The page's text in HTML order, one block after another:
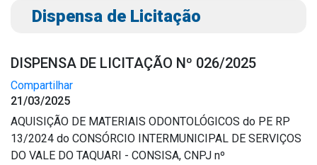
Portal do Cidadão
Portal do Servidor
Publicações
Diário Oficial (Novo)
Diário Oficial (Até 30/04)
Dispensa de Licitação
DISPENSA DE LICITAÇÃO Nº 026/2025
Compartilhar
21/03/2025
AQUISIÇÃO DE MATERIAIS ODONTOLÓGICOS do PE RP
13/2024 do CONSÓRCIO INTERMUNICIPAL DE SERVIÇOS
DO VALE DO TAQUARI - CONSISA, CNPJ nº